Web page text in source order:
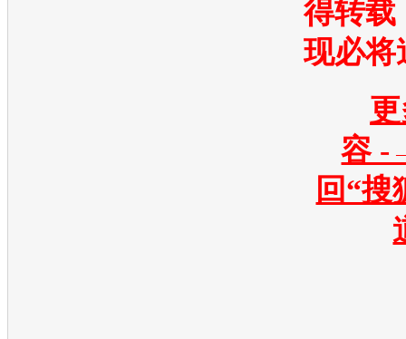
得转载
现必将
容 -
回“搜